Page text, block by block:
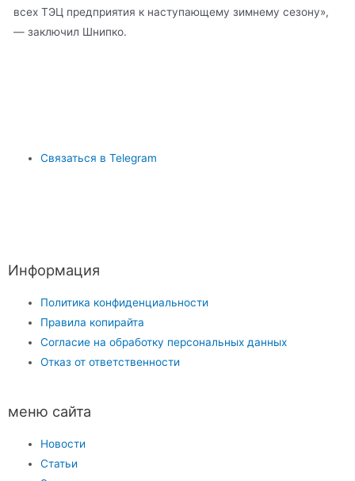
всех ТЭЦ предприятия к наступающему зимнему сезону»,
— заключил Шнипко.
Связаться в Telegram
Информация
Политика конфиденциальности
Правила копирайта
Согласие на обработку персональных данных
Отказ от ответственности
меню сайта
Новости
Статьи